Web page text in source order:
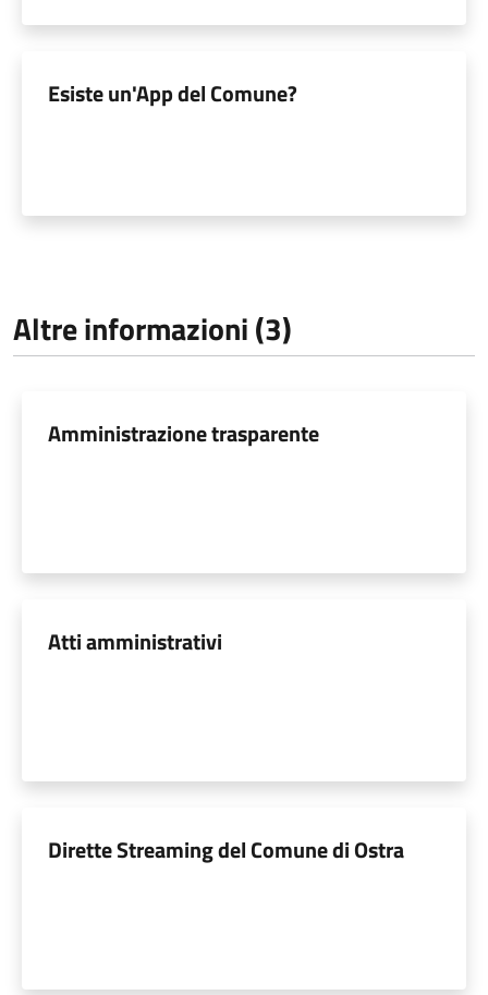
Esiste un'App del Comune?
Altre informazioni (3)
Amministrazione trasparente
Atti amministrativi
Dirette Streaming del Comune di Ostra